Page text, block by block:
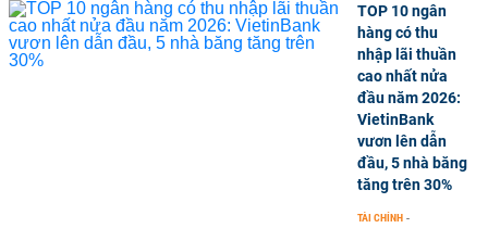
TOP 10 ngân
hàng có thu
nhập lãi thuần
cao nhất nửa
đầu năm 2026:
VietinBank
vươn lên dẫn
đầu, 5 nhà băng
tăng trên 30%
TÀI CHÍNH -